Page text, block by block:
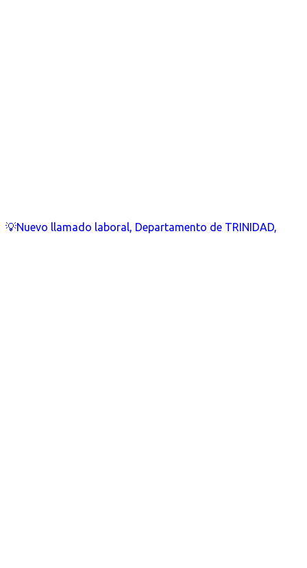
💡Nuevo llamado laboral, Departamento de TRINIDAD,